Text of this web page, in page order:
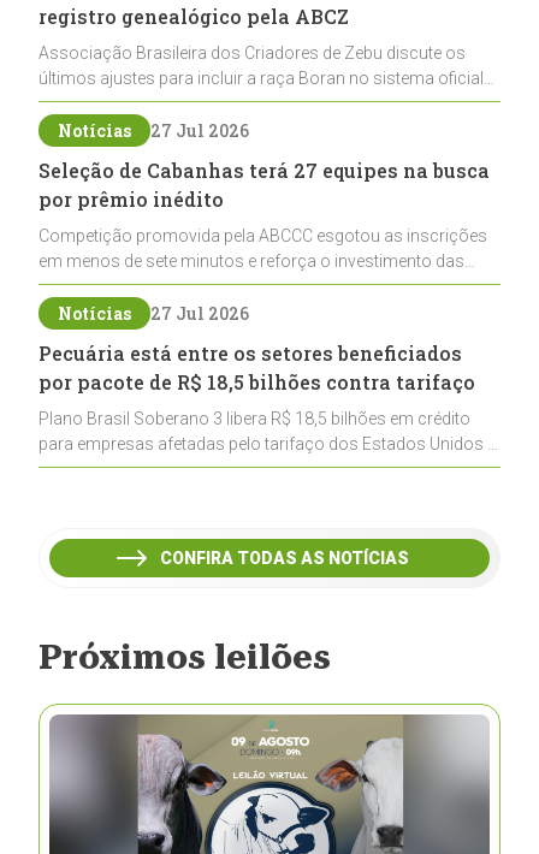
registro genealógico pela ABCZ
Associação Brasileira dos Criadores de Zebu discute os
últimos ajustes para incluir a raça Boran no sistema oficial
de registros, abrindo caminho para sua expansão na
pecuária nacional
Notícias 27 Jul 2026
Seleção de Cabanhas terá 27 equipes na busca
por prêmio inédito
Competição promovida pela ABCCC esgotou as inscrições
em menos de sete minutos e reforça o investimento das
cabanhas na seleção genética de Cavalos Crioulos voltados
ao laço
Notícias 27 Jul 2026
Pecuária está entre os setores beneficiados
por pacote de R$ 18,5 bilhões contra tarifaço
Plano Brasil Soberano 3 libera R$ 18,5 bilhões em crédito
para empresas afetadas pelo tarifaço dos Estados Unidos e
inclui a pecuária entre os setores estratégicos
CONFIRA TODAS AS NOTÍCIAS
Próximos leilões